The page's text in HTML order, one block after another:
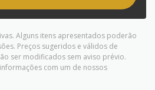
Alguns itens apresentados poderão
Preços sugeridos e válidos de
ser modificados sem aviso prévio.
com um de nossos